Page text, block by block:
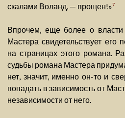
скалами Воланд, — прощен!»7
Впрочем, еще более о
Мастера свидетельствует его
на страницах этого романа.
судьбы романа Мастера
нет, значит, именно он-то и
попадать в зависимость от
независимости от него.